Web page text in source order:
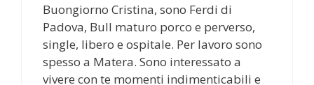
Buongiorno Cristina, sono Ferdi di
Padova, Bull maturo porco e perverso,
single, libero e ospitale. Per lavoro sono
spesso a Matera. Sono interessato a
vivere con te momenti indimenticabili e